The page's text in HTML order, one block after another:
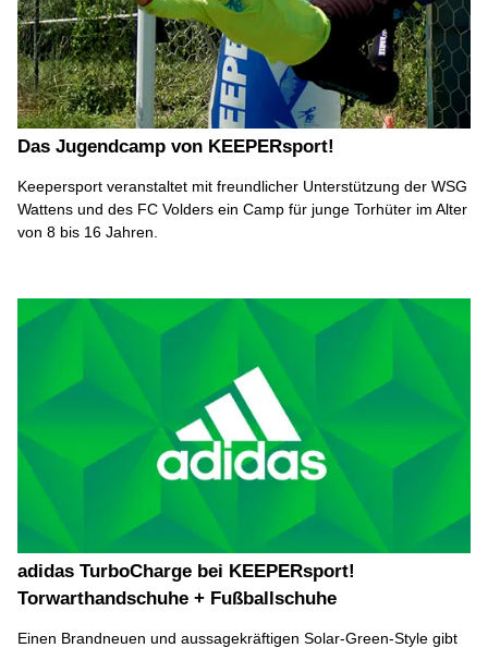
Das Jugendcamp von KEEPERsport!
Keepersport veranstaltet mit freundlicher Unterstützung der WSG
Wattens und des FC Volders ein Camp für junge Torhüter im Alter
von 8 bis 16 Jahren.
adidas TurboCharge bei KEEPERsport!
Torwarthandschuhe + Fußballschuhe
Einen Brandneuen und aussagekräftigen Solar-Green-Style gibt